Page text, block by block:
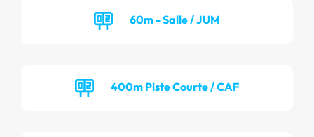
60m - Salle / JUM
400m Piste Courte / CAF